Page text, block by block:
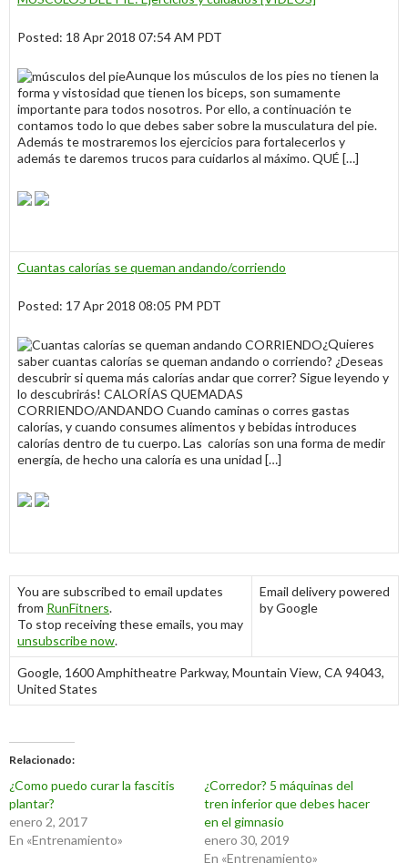
Posted: 18 Apr 2018 07:54 AM PDT
Aunque los músculos de los pies no tienen la
forma y vistosidad que tienen los biceps, son sumamente
importante para todos nosotros. Por ello, a continuación te
contamos todo lo que debes saber sobre la musculatura del pie.
Además te mostraremos los ejercicios para fortalecerlos y
además te daremos trucos para cuidarlos al máximo. QUÉ […]
Cuantas calorías se queman andando/corriendo
Posted: 17 Apr 2018 08:05 PM PDT
¿Quieres
saber cuantas calorías se queman andando o corriendo? ¿Deseas
descubrir si quema más calorías andar que correr? Sigue leyendo y
lo descubrirás! CALORÍAS QUEMADAS
CORRIENDO/ANDANDO Cuando caminas o corres gastas
calorías, y cuando consumes alimentos y bebidas introduces
calorías dentro de tu cuerpo. Las calorías son una forma de medir
energía, de hecho una caloría es una unidad […]
You are subscribed to email updates
from RunFitners.
To stop receiving these emails, you may
unsubscribe now.
Email delivery powered
by Google
Google, 1600 Amphitheatre Parkway, Mountain View, CA 94043,
United States
Relacionado
¿Como puedo curar la fascitis
plantar?
enero 2, 2017
En «Entrenamiento»
¿Corredor? 5 máquinas del
tren inferior que debes hacer
en el gimnasio
enero 30, 2019
En «Entrenamiento»